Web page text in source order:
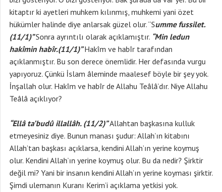
kitaptır ki ayetleri muhkem kılınmış, muhkemi yani özet
hükümler halinde diye anlarsak güzel olur. “Summe fussilet.
(11/1)”Sonra ayrıntılı olarak açıklamıştır. “Min ledun
hakîmin habîr.(11/1)”Hakîm ve habîr tarafından
açıklanmıştır. Bu son derece önemlidir. Her defasında vurgu
yapıyoruz. Çünkü İslam âleminde maalesef böyle bir şey yok.
İnşallah olur. Hakîm ve habîr de Allahu Teâlâ’dır. Niye Allahu
Teâlâ açıklıyor?
“Ellâ ta’budû illallâh. (11/2)”Allahtan başkasına kulluk
etmeyesiniz diye. Bunun manası şudur: Allah’ın kitabını
Allah’tan başkası açıklarsa, kendini Allah’ın yerine koymuş
olur. Kendini Allah’ın yerine koymuş olur. Bu da nedir? Şirktir
değil mi? Yani bir insanın kendini Allah’ın yerine koyması şirktir.
Şimdi ulemanın Kuranı Kerim’i açıklama yetkisi yok.